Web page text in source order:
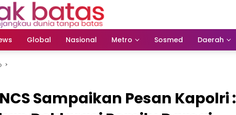
Global Nasional Metro Sosmed Daerah
Sampaikan Pesan Kapolri :